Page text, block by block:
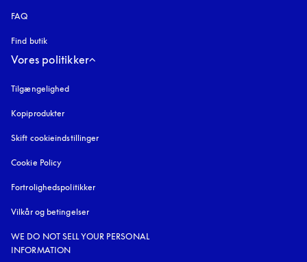
FAQ
Find butik
Vores politikker
Tilgængelighed
Kopiprodukter
Skift cookieindstillinger
Cookie Policy
Fortrolighedspolitikker
Vilkår og betingelser
WE DO NOT SELL YOUR PERSONAL
INFORMATION